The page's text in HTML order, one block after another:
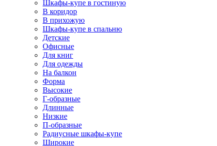
Шкафы-купе в гостиную
В коридор
В прихожую
Шкафы-купе в спальню
Детские
Офисные
Для книг
Для одежды
На балкон
Форма
Высокие
Г-образные
Длинные
Низкие
П-образные
Радиусные шкафы-купе
Широкие